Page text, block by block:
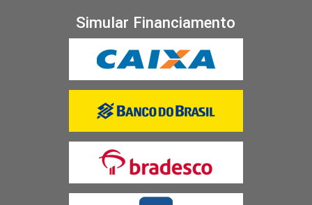
Simular Financiamento